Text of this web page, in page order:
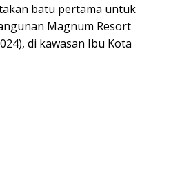
batu pertama untuk
Magnum Resort
di kawasan Ibu Kota